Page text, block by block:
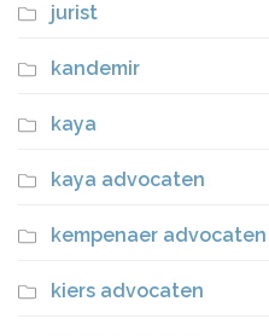
jurist
kandemir
kaya
kaya advocaten
kempenaer advocaten
kiers advocaten